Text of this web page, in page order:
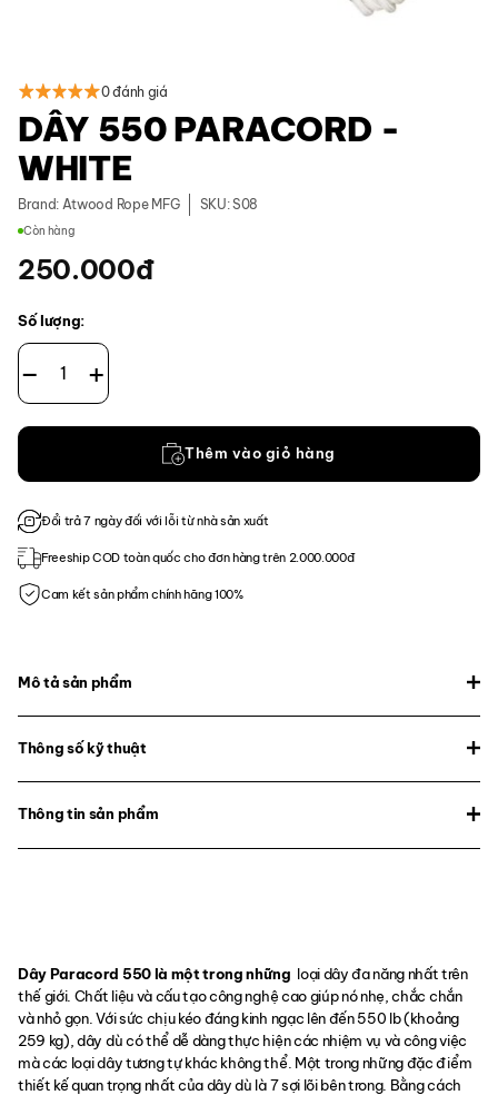
0 đánh giá
DÂY 550 PARACORD -
WHITE
Brand: Atwood Rope MFG SKU: S08
Còn hàng
250.000đ
Số lượng:
Dây 550 Paracord - White số lượng
Thêm vào giỏ hàng
Đổi trả 7 ngày đối với lỗi từ nhà sản xuất
Freeship COD toàn quốc cho đơn hàng trên 2.000.000đ
Cam kết sản phẩm chính hãng 100%
Mô tả sản phẩm
Thông số kỹ thuật
Thông tin sản phẩm
Dây Paracord 550 là một trong những loại dây đa năng nhất trên
thế giới. Chất liệu và cấu tạo công nghệ cao giúp nó nhẹ, chắc chắn
và nhỏ gọn. Với sức chịu kéo đáng kinh ngạc lên đến 550 lb (khoảng
259 kg), dây dù có thể dễ dàng thực hiện các nhiệm vụ và công việc
mà các loại dây tương tự khác không thể. Một trong những đặc điểm
thiết kế quan trọng nhất của dây dù là 7 sợi lõi bên trong. Bằng cách